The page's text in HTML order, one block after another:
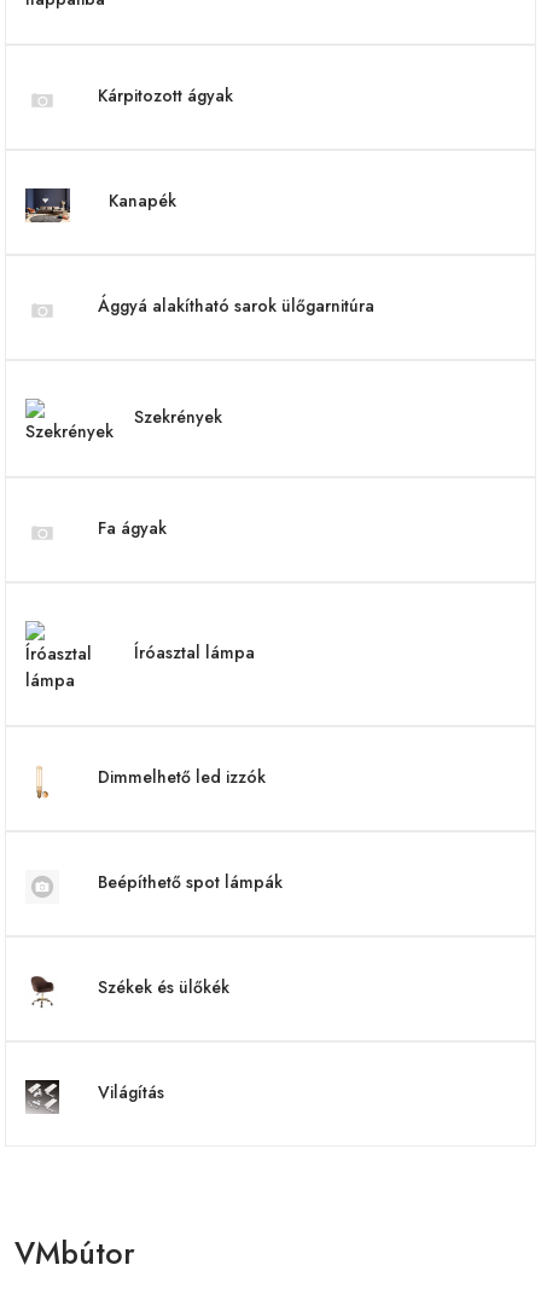
Kárpitozott ágyak
Kanapék
Ággyá alakítható sarok ülőgarnitúra
Szekrények
Fa ágyak
Íróasztal lámpa
Dimmelhető led izzók
Beépíthető spot lámpák
Székek és ülőkék
Világítás
VMbútor